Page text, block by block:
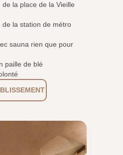
de la place de la Vieille
de la station de métro
sauna rien que pour
paille de blé